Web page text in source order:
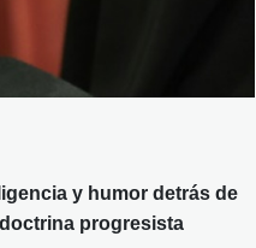
y humor detrás de
progresista